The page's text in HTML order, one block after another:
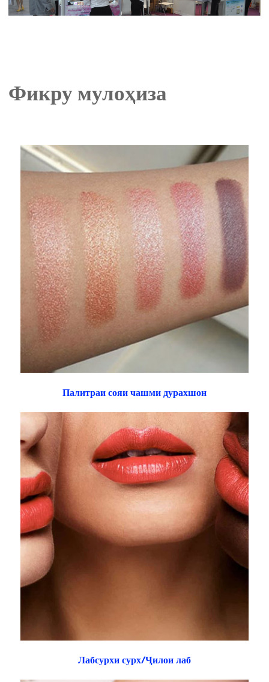
Фикру мулоҳиза
Палитраи сояи чашми дурахшон
Лабсурхи сурх/Ҷилои лаб